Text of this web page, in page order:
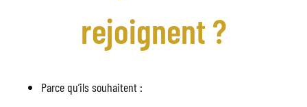
rejoignent ?
Parce qu’ils souhaitent :